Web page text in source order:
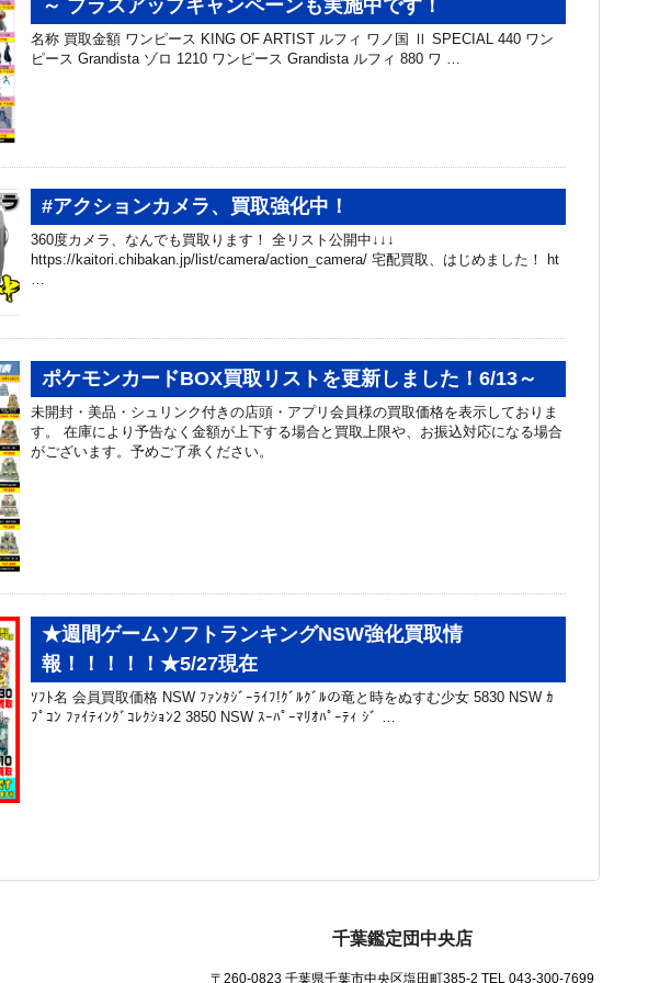
～ プラスアップキャンペーンも実施中です！
名称 買取金額 ワンピース KING OF ARTIST ルフィ ワノ国 Ⅱ SPECIAL 440 ワン
ピース Grandista ゾロ 1210 ワンピース Grandista ルフィ 880 ワ …
#アクションカメラ、買取強化中！
360度カメラ、なんでも買取ります！ 全リスト公開中↓↓↓
https://kaitori.chibakan.jp/list/camera/action_camera/ 宅配買取、はじめました！ ht
…
ポケモンカードBOX買取リストを更新しました！6/13～
未開封・美品・シュリンク付きの店頭・アプリ会員様の買取価格を表示しておりま
す。 在庫により予告なく金額が上下する場合と買取上限や、お振込対応になる場合
がございます。予めご了承ください。
★週間ゲームソフトランキングNSW強化買取情
報！！！！！★5/27現在
ｿﾌﾄ名 会員買取価格 NSW ﾌｧﾝﾀｼﾞｰﾗｲﾌ!ｸﾞﾙｸﾞﾙの竜と時をぬすむ少女 5830 NSW ｶ
ﾌﾟｺﾝ ﾌｧｲﾃｨﾝｸﾞｺﾚｸｼｮﾝ2 3850 NSW ｽｰﾊﾟｰﾏﾘｵﾊﾟｰﾃｨ ｼﾞ …
千葉鑑定団中央店
〒260-0823 千葉県千葉市中央区塩田町385-2 TEL 043-300-7699